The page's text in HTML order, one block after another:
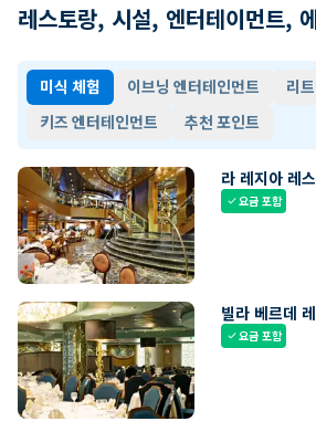
레스토랑, 시설, 엔터테이먼트,
미식 체험 이브닝 엔터테인먼트
리
키즈 엔터테인먼트
추천 포인트
라 레지아 레
check요금 포함
빌라 베르데
check요금 포함